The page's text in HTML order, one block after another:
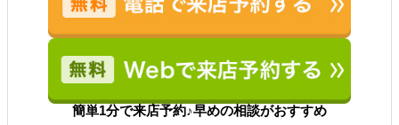
簡単1分で来店予約♪早めの相談がおすすめ